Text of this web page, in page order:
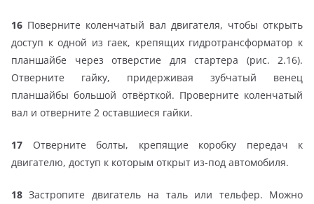
16 Поверните коленчатый вал двигателя, чтобы открыть
доступ к одной из гаек, крепящих гидротрансформатор к
планшайбе через отверстие для стартера (рис. 2.16).
Отверните гайку, придерживая зубчатый венец
планшайбы большой отвёрткой. Проверните коленчатый
вал и отверните 2 оставшиеся гайки.
17 Отверните болты, крепящие коробку передач к
двигателю, доступ к которым открыт из-под автомобиля.
18 Застропите двигатель на таль или тельфер. Можно